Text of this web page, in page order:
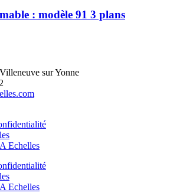
: modèle 91 3 plans
sur Yonne
Echelles
Echelles